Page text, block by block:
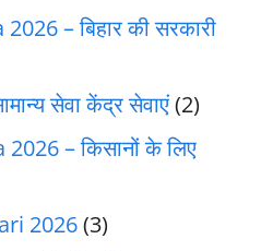
– बिहार की सरकारी
सेवा केंद्र सेवाएं(2)
– किसानों के लिए
2026(3)